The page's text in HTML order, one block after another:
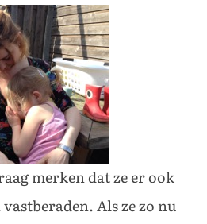
merken dat ze er ook
Als ze zo nu